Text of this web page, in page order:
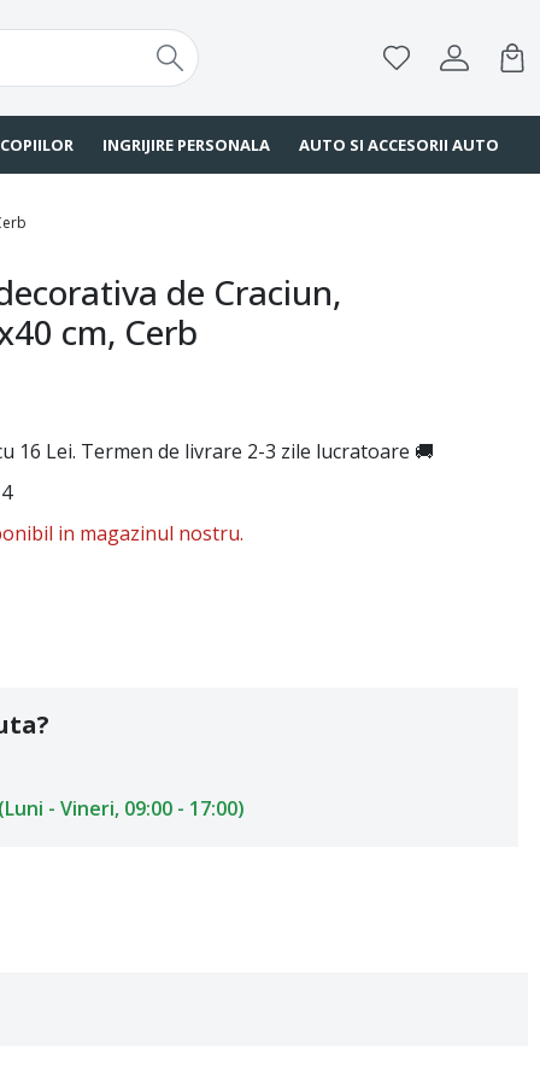
INGRIJIRE PERSONALA AUTO SI ACCESORII AUTO
de Craciun,
cm, Cerb
16 Lei. Termen de livrare 2-3 zile lucratoare 🚚
in magazinul nostru.
- Vineri, 09:00 - 17:00)